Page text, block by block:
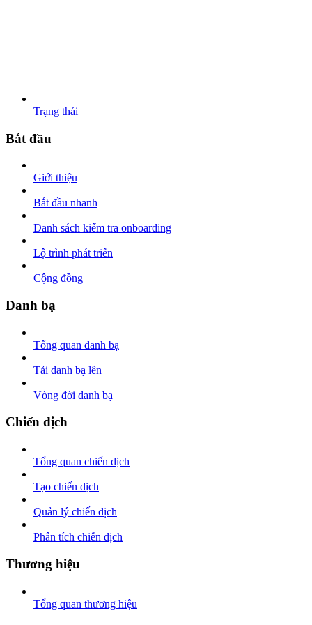
Trạng thái
Bắt đầu
Giới thiệu
Bắt đầu nhanh
Danh sách kiểm tra onboarding
Lộ trình phát triển
Cộng đồng
Danh bạ
Tổng quan danh bạ
Tải danh bạ lên
Vòng đời danh bạ
Chiến dịch
Tổng quan chiến dịch
Tạo chiến dịch
Quản lý chiến dịch
Phân tích chiến dịch
Thương hiệu
Tổng quan thương hiệu